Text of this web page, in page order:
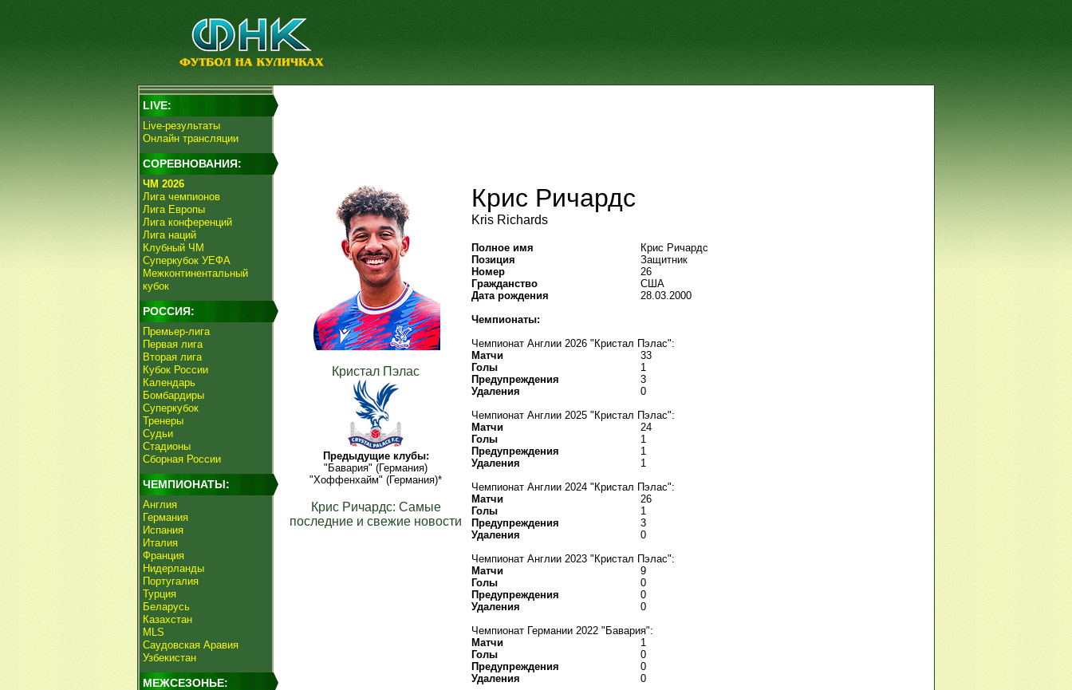
LIVE:
Live-результаты
Онлайн трансляции
СОРЕВНОВАНИЯ:
ЧМ 2026
Лига чемпионов
Лига Европы
Лига конференций
Лига наций
Клубный ЧМ
Суперкубок УЕФА
Межконтинентальный
кубок
РОССИЯ:
Премьер-лига
Первая лига
Вторая лига
Кубок России
Календарь
Бомбардиры
Суперкубок
Тренеры
Судьи
Стадионы
Сборная России
ЧЕМПИОНАТЫ:
Англия
Германия
Испания
Италия
Франция
Нидерланды
Португалия
Турция
Беларусь
Казахстан
MLS
Саудовская Аравия
Узбекистан
МЕЖСЕЗОНЬЕ:
Кристал Пэлас
Предыдущие клубы:
"Бавария" (Германия)
"Хоффенхайм" (Германия)*
Крис Ричардс: Самые
последние и свежие новости
Крис Ричардс
Kris Richards
Полное имя
Крис Ричардс
Позиция
Защитник
Номер
26
Гражданство
США
Дата рождения
28.03.2000
Чемпионаты:
Чемпионат Англии 2026 "Кристал Пэлас":
Матчи
33
Голы
1
Предупреждения
3
Удаления
0
Чемпионат Англии 2025 "Кристал Пэлас":
Матчи
24
Голы
1
Предупреждения
1
Удаления
1
Чемпионат Англии 2024 "Кристал Пэлас":
Матчи
26
Голы
1
Предупреждения
3
Удаления
0
Чемпионат Англии 2023 "Кристал Пэлас":
Матчи
9
Голы
0
Предупреждения
0
Удаления
0
Чемпионат Германии 2022 "Бавария":
Матчи
1
Голы
0
Предупреждения
0
Удаления
0